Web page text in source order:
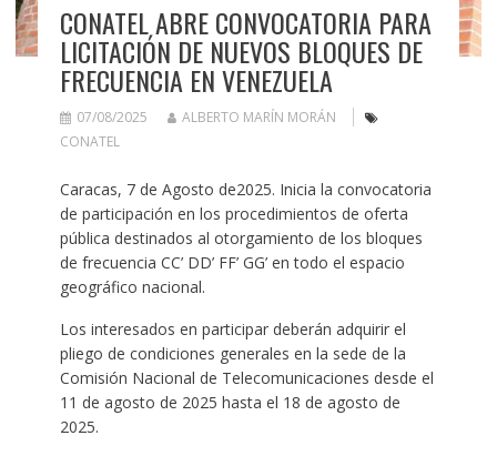
CONATEL ABRE CONVOCATORIA PARA
LICITACIÓN DE NUEVOS BLOQUES DE
FRECUENCIA EN VENEZUELA
07/08/2025
ALBERTO MARÍN MORÁN
CONATEL
Caracas, 7 de Agosto de2025. Inicia la convocatoria
de participación en los procedimientos de oferta
pública destinados al otorgamiento de los bloques
de frecuencia CC’ DD’ FF’ GG’ en todo el espacio
geográfico nacional.
Los interesados en participar deberán adquirir el
pliego de condiciones generales en la sede de la
Comisión Nacional de Telecomunicaciones desde el
11 de agosto de 2025 hasta el 18 de agosto de
2025.